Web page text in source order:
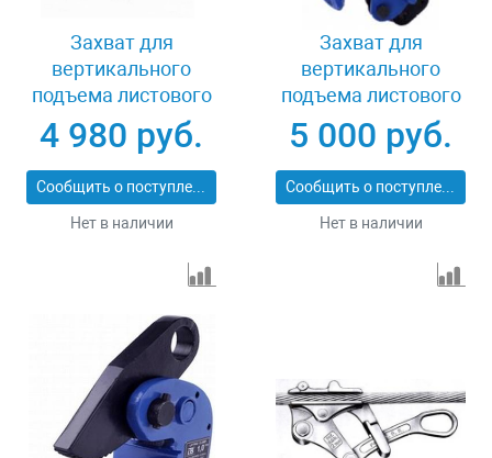
Захват для
вертикального
подъема листового
металла 3 т LB DSQA-
3.0
4 980 руб.
Сообщить о поступлении
Нет в наличии
Захват для
вертикального
подъема листового
металла 3 т LB DSQC-
3.0
5 000 руб.
Сообщить о поступлении
Нет в наличии